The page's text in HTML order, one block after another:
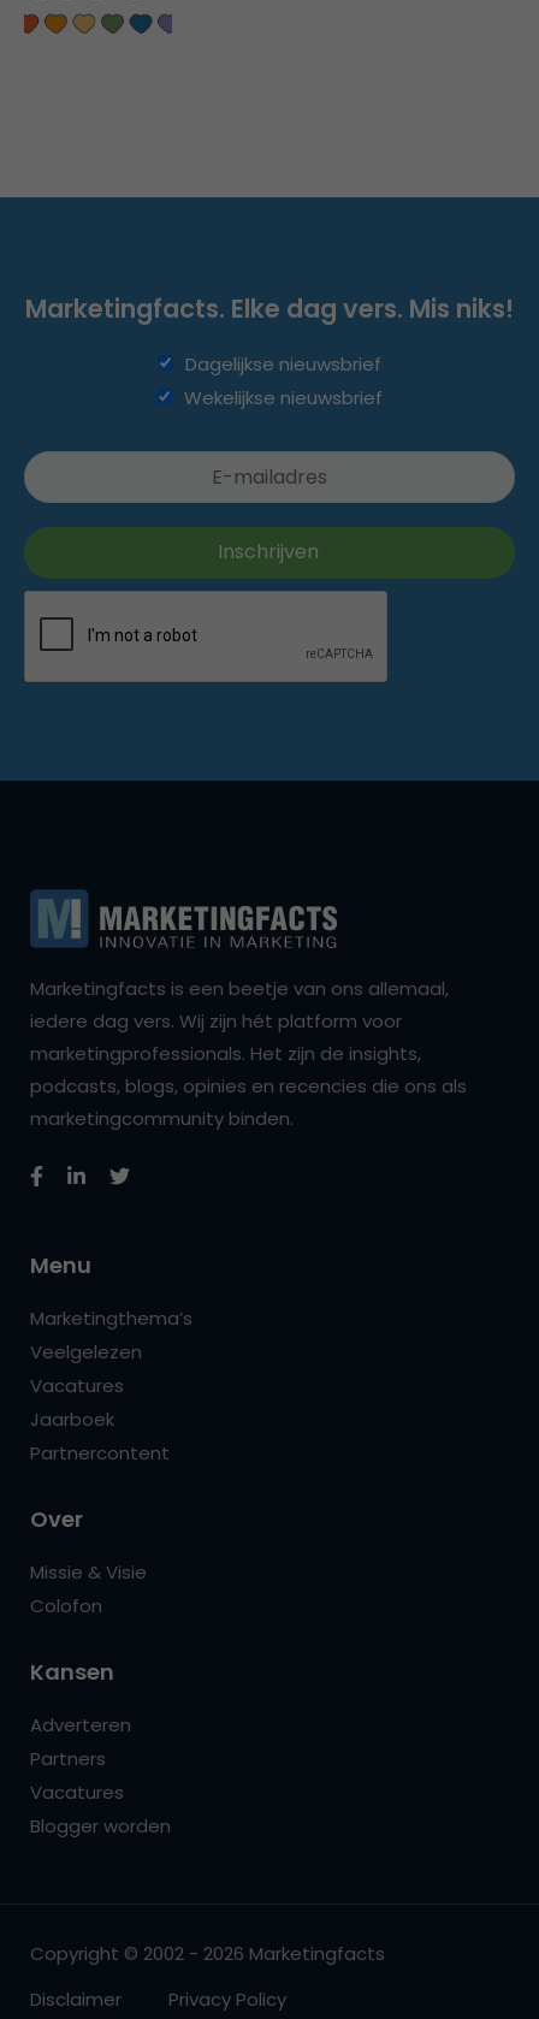
Marketingfacts. Elke dag vers. Mis niks!
Dagelijkse nieuwsbrief
Wekelijkse nieuwsbrief
Marketingfacts is een beetje van ons allemaal,
iedere dag vers. Wij zijn hét platform voor
marketingprofessionals. Het zijn de insights,
podcasts, blogs, opinies en recencies die ons als
marketingcommunity binden.
Menu
Marketingthema’s
Veelgelezen
Vacatures
Jaarboek
Partnercontent
Over
Missie & Visie
Colofon
Kansen
Adverteren
Partners
Vacatures
Blogger worden
Copyright © 2002 - 2026 Marketingfacts
Disclaimer
Privacy Policy